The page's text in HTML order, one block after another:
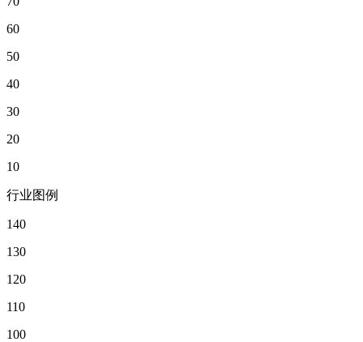
60
50
40
30
20
10
行业图例
140
130
120
110
100